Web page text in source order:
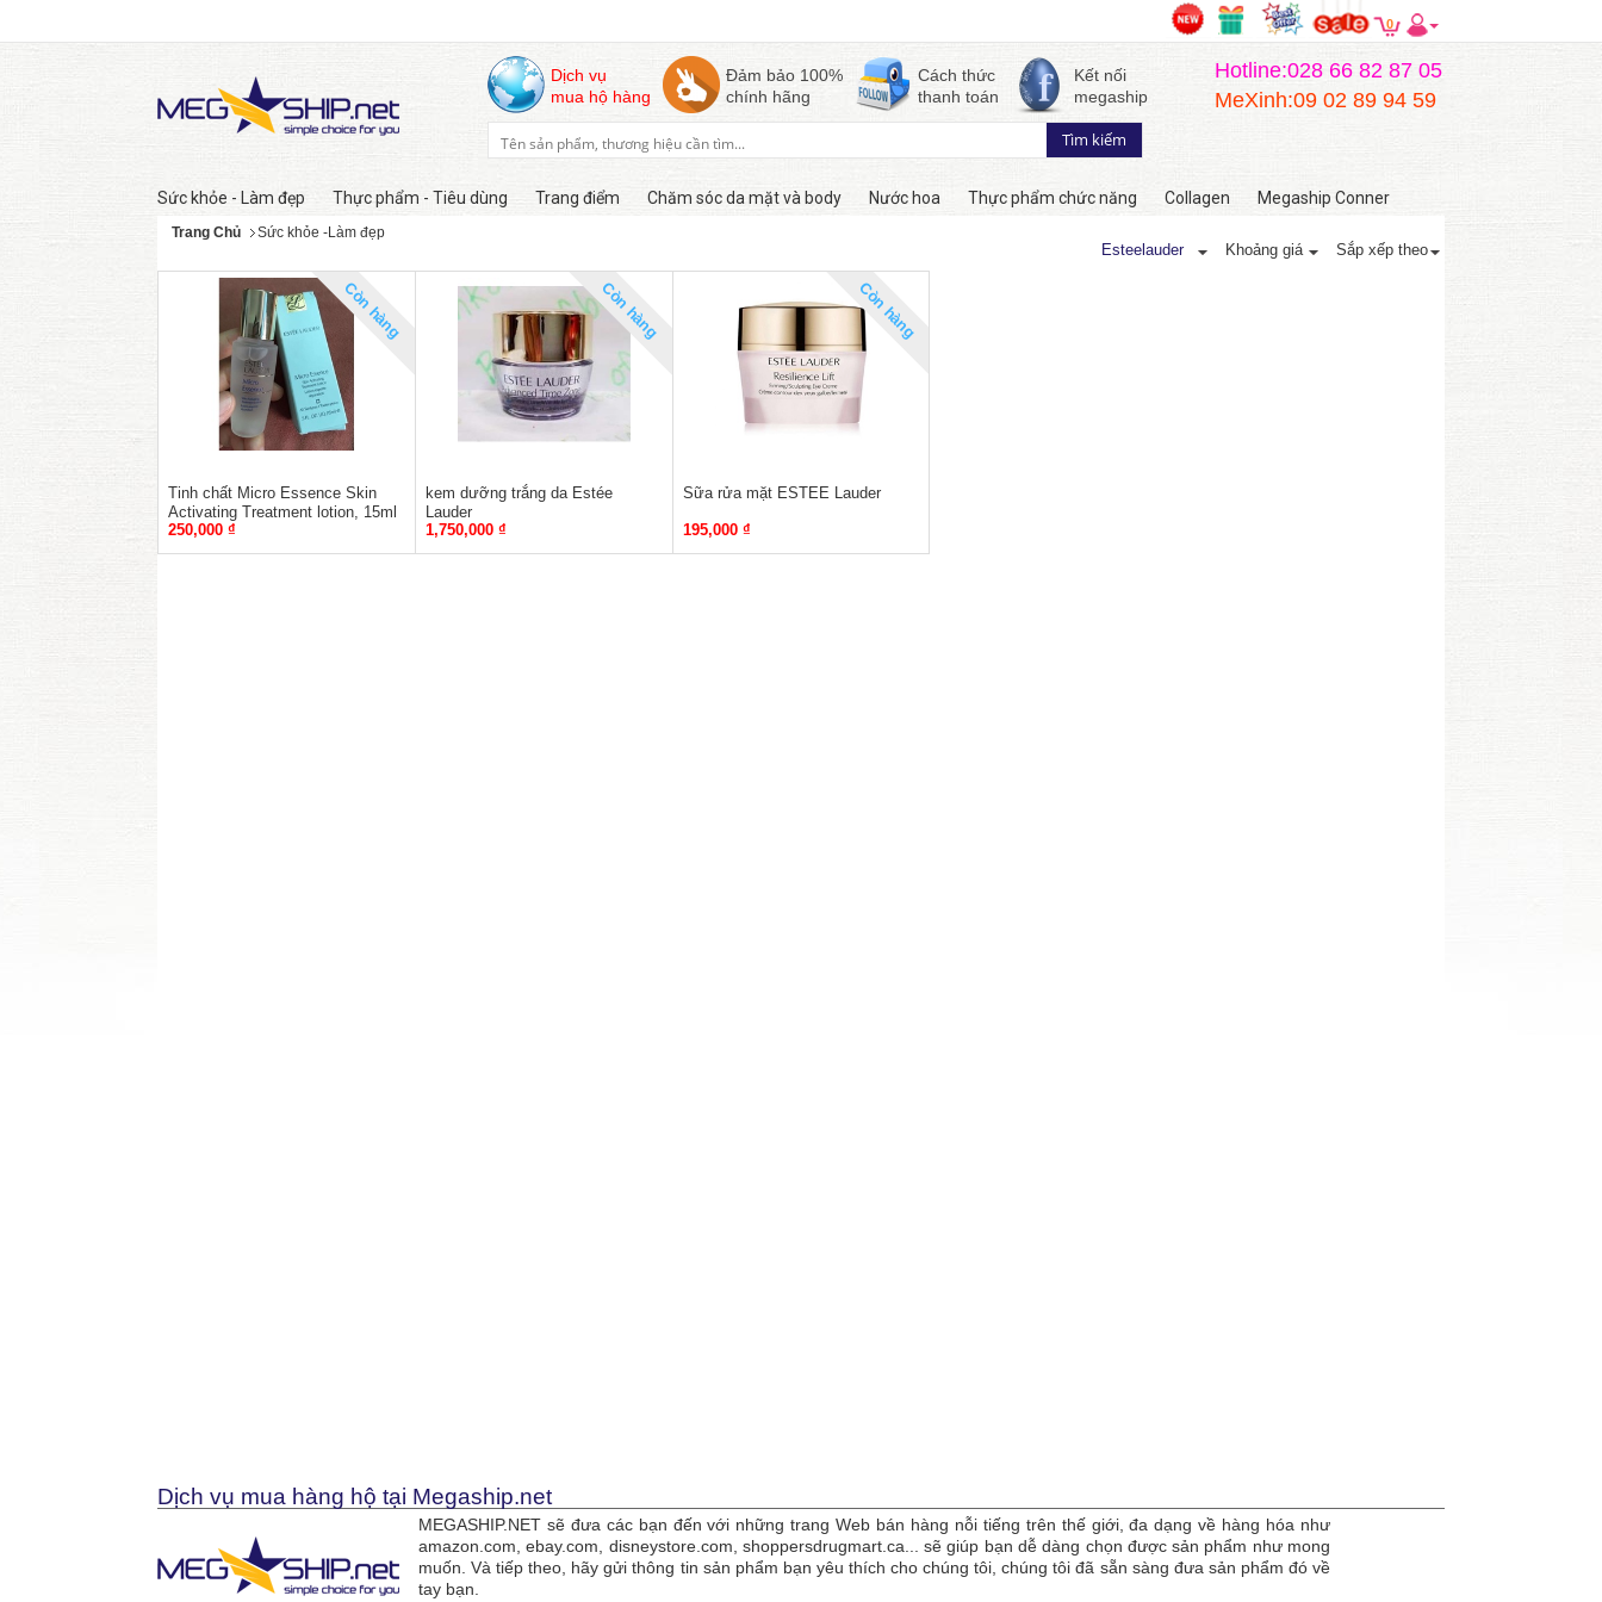
0
Dịch vụ
mua hộ hàng
Đảm bảo 100%
chính hãng
Cách thức
thanh toán
Kết nối
megaship
Hotline:028 66 82 87 05
MeXinh:09 02 89 94 59
Sức khỏe - Làm đẹp Thực phẩm - Tiêu dùng Trang điểm Chăm sóc da mặt và body Nước hoa Thực phẩm chức năng Collagen Megaship Conner
Trang Chủ Sức khỏe -Làm đẹp
Esteelauder Khoảng giá Sắp xếp theo
Còn hàng
Tinh chất Micro Essence Skin
Activating Treatment lotion, 15ml
250,000 ₫
Còn hàng
kem dưỡng trắng da Estée
Lauder
1,750,000 ₫
Còn hàng
Sữa rửa mặt ESTEE Lauder
195,000 ₫
Dịch vụ mua hàng hộ tại Megaship.net
MEGASHIP.NET sẽ đưa các bạn đến với những trang Web bán hàng nỗi tiếng trên thế giới, đa dạng về hàng hóa như
amazon.com, ebay.com, disneystore.com, shoppersdrugmart.ca... sẽ giúp bạn dễ dàng chọn được sản phẩm như mong
muốn. Và tiếp theo, hãy gửi thông tin sản phẩm bạn yêu thích cho chúng tôi, chúng tôi đã sẵn sàng đưa sản phẩm đó về
tay bạn.